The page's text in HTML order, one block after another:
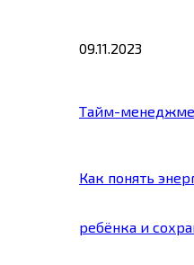
09.11.2023
Тайм-
Как понять
ребёнка и